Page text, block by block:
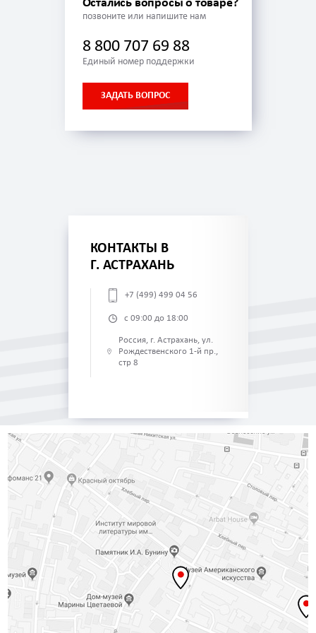
Остались вопросы о товаре?
позвоните или напишите нам
8 800 707 69 88
Единый номер поддержки
ЗАДАТЬ ВОПРОС
КОНТАКТЫ В
Г. АСТРАХАНЬ
+7 (499) 499 04 56
с 09:00 до 18:00
Россия, г. Астрахань, ул.
Рождественского 1-й пр.,
стр 8